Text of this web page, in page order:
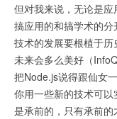
但对我来说，无论是
搞应用的和搞学术的分
技术的发展要根植于
未来会多么美好（
把Node.js说得跟仙女
你用一些新的技术可
是承前的，只有承前的